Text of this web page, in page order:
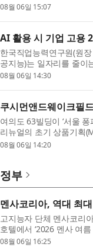
KPR은 수상 기관 가운...
08월 06일 15:07
AI 활용 시 기업 고용
한국직업능력연구원(원
공지능)는 일자리를 줄이
석했다. ※ 이번 분...
08월 06일 14:30
쿠시먼앤드웨이크필
여의도 63빌딩이 ‘서울
리뉴얼의 초기 상품기획
설팅 당시의 설계 원칙과 ...
08월 06일 14:20
정부
멘사코리아, 역대 최
고지능자 단체 멘사코리
호텔에서 ‘2026 멘사 여
참여해 여름 행사 기준...
08월 06일 16:25